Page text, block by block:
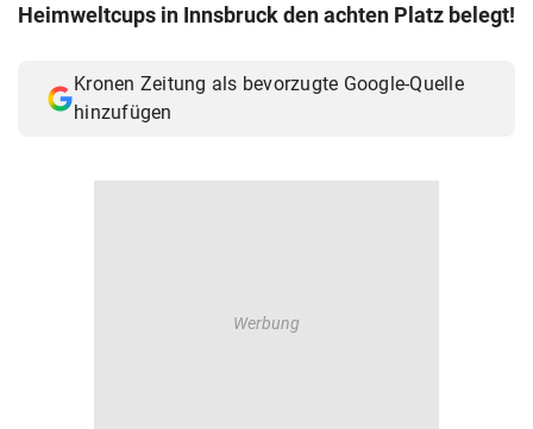
Heimweltcups in Innsbruck den achten Platz belegt!
Kronen Zeitung als bevorzugte Google-Quelle
hinzufügen